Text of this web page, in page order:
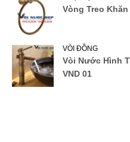
Vòng Treo
VÒI ĐỒNG
Vòi Nước Hình
VND 01